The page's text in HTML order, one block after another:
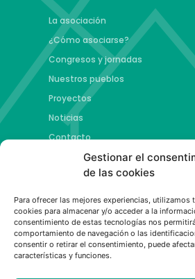
Gestionar el
de las cookies
Para ofrecer las mejores experiencias, utilizamos
cookies para almacenar y/o acceder a la
consentimiento de estas tecnologías nos
comportamiento de navegación o las
consentir o retirar el consentimiento, puede
características y funciones.
La asociación
¿Cómo asociarse?
Congresos y jornadas
Nuestros pueblos
Proyectos
Noticias
Contacto
Proyectos
Copa esMontañas
Red de emprendimiento de
Capital Española de las